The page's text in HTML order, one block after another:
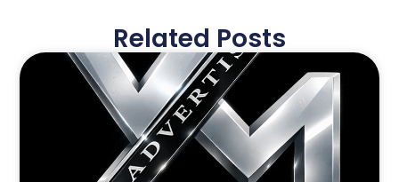
Related Posts